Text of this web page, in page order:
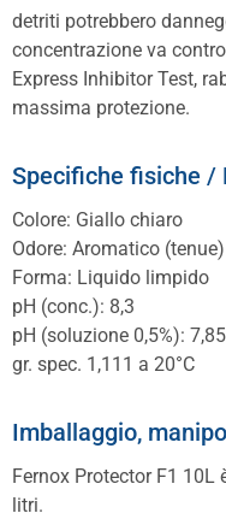
detriti potrebbero
concentrazione va
Express Inhibitor Test,
massima protezione.
Specifiche fisiche /
Colore: Giallo chiaro
Odore: Aromatico (tenue)
Forma: Liquido limpido
pH (conc.): 8,3
pH (soluzione 0,5%):
gr. spec. 1,111 a 20°C
Imballaggio,
Fernox Protector F1
litri.